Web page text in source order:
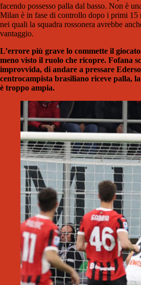
facendo possesso palla dal basso. Non è
Milan è in fase di controllo dopo i primi 15
nei quali la squadra rossonera avrebbe
vantaggio.
L’errore più grave lo commette il
meno visto il ruolo che ricopre. Fofana
improvvida, di andare a pressare
centrocampista brasiliano riceve palla,
è troppo ampia.